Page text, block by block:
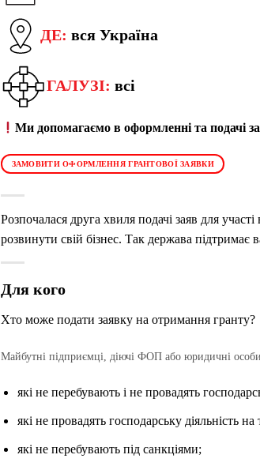
ДЕ: вся Україна
ГАЛУЗІ: всі
Ми допомагаємо в оформленні та подачі
ЗАМОВИТИ ОФОРМЛЕННЯ ГРАНТОВОЇ ЗАЯВКИ
Розпочалася друга хвиля подачі заяв для
розвинути свій бізнес. Так держава підтримає
Для кого
Хто може подати заявку на отримання гранту?
Майбутні підприємці, діючі ФОП або юридичні
які не перебувають і не провадять
які не провадять господарську діяльність на
які не перебувають під санкціями;